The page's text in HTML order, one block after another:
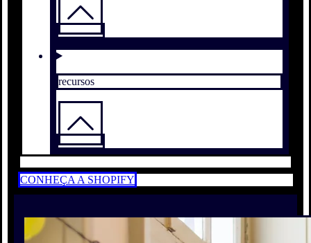
recursos
CONHEÇA A SHOPIFY